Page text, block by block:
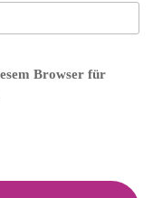
Browser für